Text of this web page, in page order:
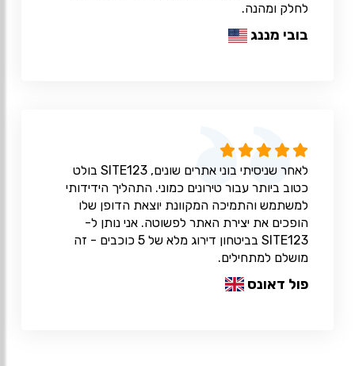
לחלק ומהנה.
בובי מננג
לאחר שניסיתי בוני אתרים שונים, SITE123 בולט
כטוב ביותר עבור טירונים כמוני. התהליך הידידותי
למשתמש והתמיכה המקוונת יוצאת הדופן שלו
הופכים את יצירת האתר לפשוטה. אני נותן ל-
SITE123 בביטחון דירוג מלא של 5 כוכבים - זה
מושלם למתחילים.
פול דאונס